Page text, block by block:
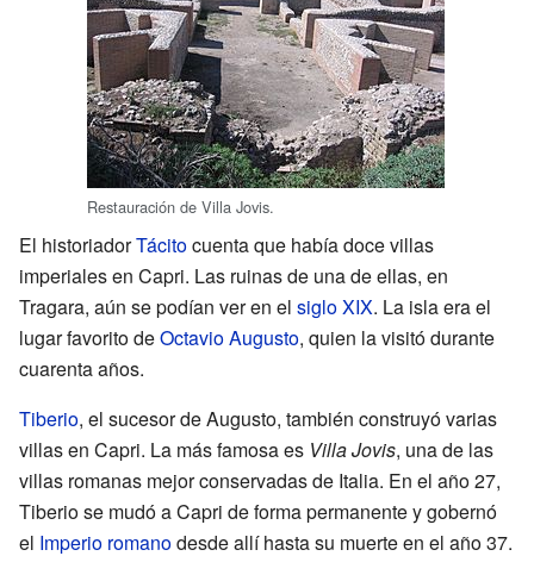
Restauración de Villa Jovis.
El historiadorTácitocuenta que había doce villas
imperiales en Capri. Las ruinas de una de ellas, en
Tragara, aún se podían ver en el siglo XIX. La isla era el
lugar favorito deOctavio Augusto, quien la visitó durante
cuarenta años.
Tiberio, el sucesor de Augusto, también construyó varias
villas en Capri. La más famosa es Villa Jovis, una de las
villas romanas mejor conservadas de Italia. En el año 27,
Tiberio se mudó a Capri de forma permanente y gobernó
el Imperio romanodesde allí hasta su muerte en el año 37.